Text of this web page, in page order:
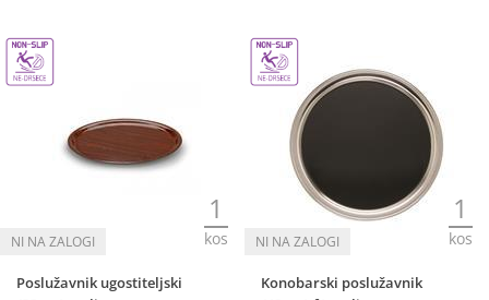
1
kos
Poslužavnik ugostiteljski
1
kos
Konobarski poslužavnik